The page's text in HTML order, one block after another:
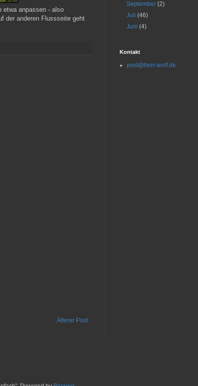
etwa anpassen - also
der anderen Flussseite geht
Älterer Post
September(2)
Juli(46)
Juni(4)
Kontakt
post@herr-wolf.de